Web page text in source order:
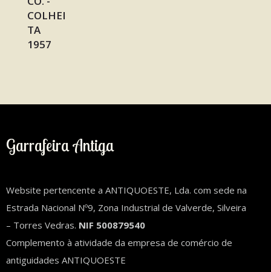
Garrafeira Antiga
Website pertencente a ANTIQUOESTE, Lda. com sede na
Estrada Nacional Nº9, Zona Industrial de Valverde, Silveira
– Torres Vedras. NIF 500879540
Complemento à atividade da empresa de comércio de
antiguidades ANTIQUOESTE